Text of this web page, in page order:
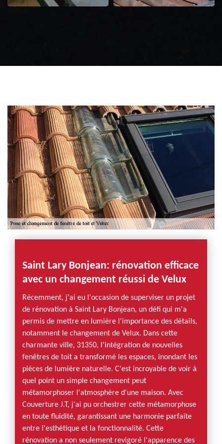
Saint Lary Bonjean: rénovation efficace
avec un changement réussi de Velux
Récemment, j'ai eu l'occasion de superviser un projet
de rénovation à Saint Lary Bonjean, un défi qui m'a
permis de mettre en lumière l'importance des détails,
notamment le changement de Velux. Dans cette
charmante ville, 31350, l'intégration de nouvelles
fenêtres de toit a transformé les espaces, inondant les
pièces de lumière naturelle. C'est incroyable de voir à
quel point un simple changement peut
métamorphoser l'atmosphère d'une maison. Avec
Couverture J.T, j'ai pu orchestrer cette métamorphose
en toute fluidité, garantissant une harmonie parfaite
entre l'esthétique et la fonctionnalité. Cette
rénovation a non seulement revigoré l'apparence des